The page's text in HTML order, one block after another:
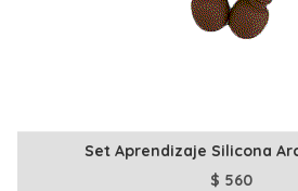
Set Aprendizaje Silicona
$ 560